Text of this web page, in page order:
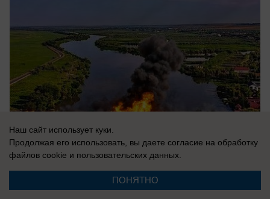
Наш сайт использует куки.
Продолжая его использовать, вы даете согласие на обработку
файлов cookie и пользовательских данных.
ПОНЯТНО